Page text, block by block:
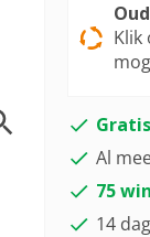
Klik
Gratis
Al
75
14